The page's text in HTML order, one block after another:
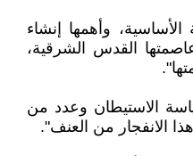
وأهمها إنشاء
القدس الشرقية،
الاستيطان وعدد من
الانفجار من العنف".